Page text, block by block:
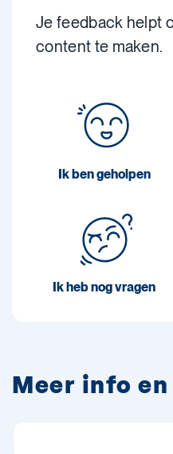
Je feedback helpt
content te maken.
Ik ben geholpen
Ik heb nog vragen
Meer info